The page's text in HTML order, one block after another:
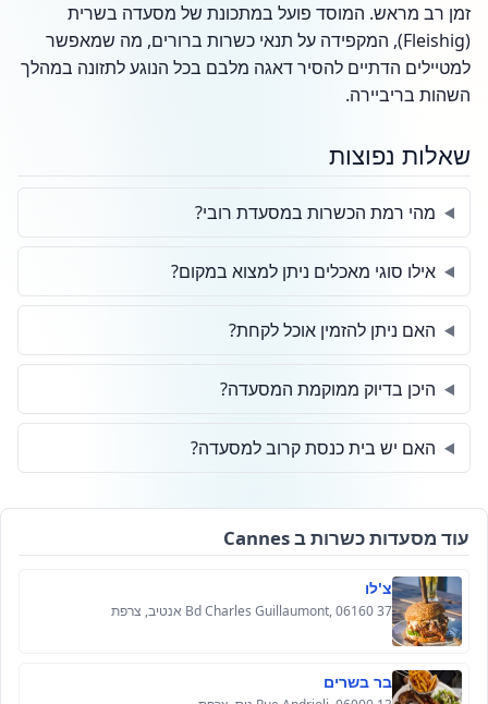
זמן רב מראש. המוסד פועל במתכונת של מסעדה בשרית
(Fleishig), המקפידה על תנאי כשרות ברורים, מה שמאפשר
למטיילים הדתיים להסיר דאגה מלבם בכל הנוגע לתזונה במהלך
השהות בריביירה.
שאלות נפוצות
מהי רמת הכשרות במסעדת רובי?
אילו סוגי מאכלים ניתן למצוא במקום?
האם ניתן להזמין אוכל לקחת?
היכן בדיוק ממוקמת המסעדה?
האם יש בית כנסת קרוב למסעדה?
עוד מסעדות כשרות ב Cannes
צ'לו
37 Bd Charles Guillaumont, 06160 אנטיב, צרפת
בר בשרים